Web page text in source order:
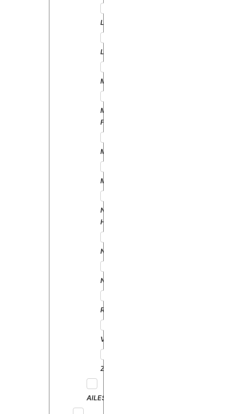
LEMKEN
LEYLAND
MANITOU
MASSEY
FERGUSON
MATBRO
MERLO
NEW
HOLLAND
NODET
NUFFIELD
RENAULT
VICON
ZETOR
AILES